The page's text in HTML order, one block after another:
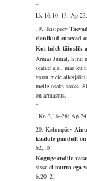
*
Lk 16,10–13; Ap
19. Teisipäev
elanikud surevad
Kui tuleb täiuslik
Armas Jumal, Sinu
seatud ajal, maa
vastu meie
meile osaks saaks.
on armastus.
*
1Kn 3,16–28; Ap
20. Kolmapäev
kaalule pandult
62,10
Koguge endile
sisse ei murra ega
6,20–21